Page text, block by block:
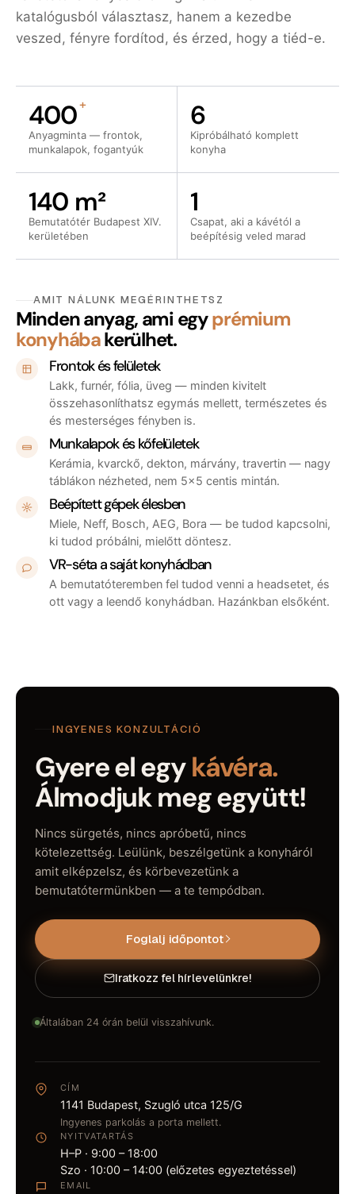
katalógusból választasz, hanem a kezedbe
veszed, fényre fordítod, és érzed, hogy a tiéd-e.
400+
Anyagminta — frontok,
munkalapok, fogantyúk
6
Kipróbálható komplett
konyha
140 m²
Bemutatótér Budapest XIV.
kerületében
1
Csapat, aki a kávétól a
beépítésig veled marad
AMIT NÁLUNK MEGÉRINTHETSZ
Minden anyag, ami egyprémium
konyhábakerülhet.
Frontok és felületek
Lakk, furnér, fólia, üveg — minden kivitelt
összehasonlíthatsz egymás mellett, természetes és
és mesterséges fényben is.
Munkalapok és kőfelületek
Kerámia, kvarckő, dekton, márvány, travertin — nagy
táblákon nézheted, nem 5×5 centis mintán.
Beépített gépek élesben
Miele, Neff, Bosch, AEG, Bora — be tudod kapcsolni,
ki tudod próbálni, mielőtt döntesz.
VR-séta a saját konyhádban
A bemutatóteremben fel tudod venni a headsetet, és
ott vagy a leendő konyhádban. Hazánkban elsőként.
INGYENES KONZULTÁCIÓ
Gyere el egykávéra.
Álmodjuk meg együtt!
Nincs sürgetés, nincs apróbetű, nincs
kötelezettség. Leülünk, beszélgetünk a konyháról
amit elképzelsz, és körbevezetünk a
bemutatótermünkben — a te tempódban.
Foglalj időpontot
Iratkozz fel hírlevelünkre!
Általában 24 órán belül visszahívunk.
CÍM
1141 Budapest, Szugló utca 125/G
Ingyenes parkolás a porta mellett.
NYITVATARTÁS
H–P · 9:00 – 18:00
Szo · 10:00 – 14:00 (előzetes egyeztetéssel)
EMAIL